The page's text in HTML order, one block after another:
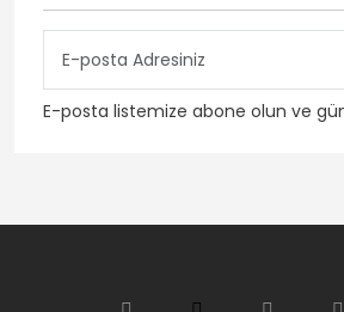
E-posta listemize abone olun ve